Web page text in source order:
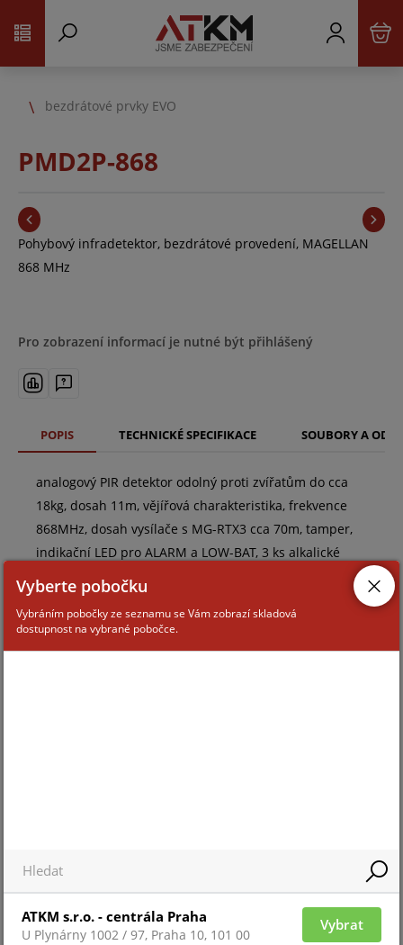
bezdrátové prvky EVO
PMD2P-868
Pohybový infradetektor, bezdrátové provedení, MAGELLAN
868 MHz
Pro zobrazení informací je nutné být přihlášený
POPIS TECHNICKÉ SPECIFIKACE SOUBORY A
analogový PIR detektor odolný proti zvířatům do cca
18kg, dosah 11m, vějířová charakteristika, frekvence
868MHz, dosah vysílače s MG-RTX3 cca 70m, tamper,
indikační LED pro ALARM a LOW-BAT, 3 ks alkalické
baterie typ AAA
Vyberte pobočku
Vybráním pobočky ze seznamu se Vám zobrazí skladová
dostupnost na vybrané pobočce.
ATKM s.r.o. - centrála Praha
U Plynárny 1002 / 97, Praha 10, 101 00
Vybrat